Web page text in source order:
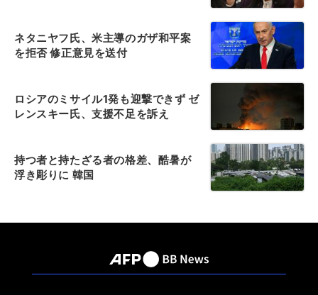
ネタニヤフ氏、米主導のガザ和平案
を拒否 修正意見を送付
ロシアのミサイル1発も迎撃できず ゼ
レンスキー氏、支援不足を訴え
持つ者と持たざる者の格差、酷暑が
浮き彫りに 韓国